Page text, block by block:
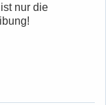
nur die